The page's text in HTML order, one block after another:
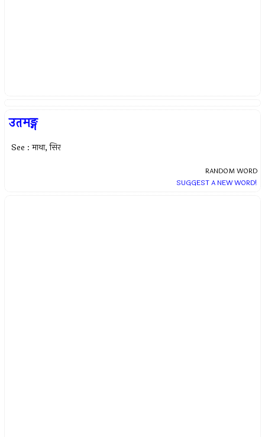
उतमङ्ग
See : माथा, सिर
RANDOM WORD
SUGGEST A NEW WORD!